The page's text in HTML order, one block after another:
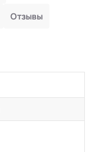
Отзывы